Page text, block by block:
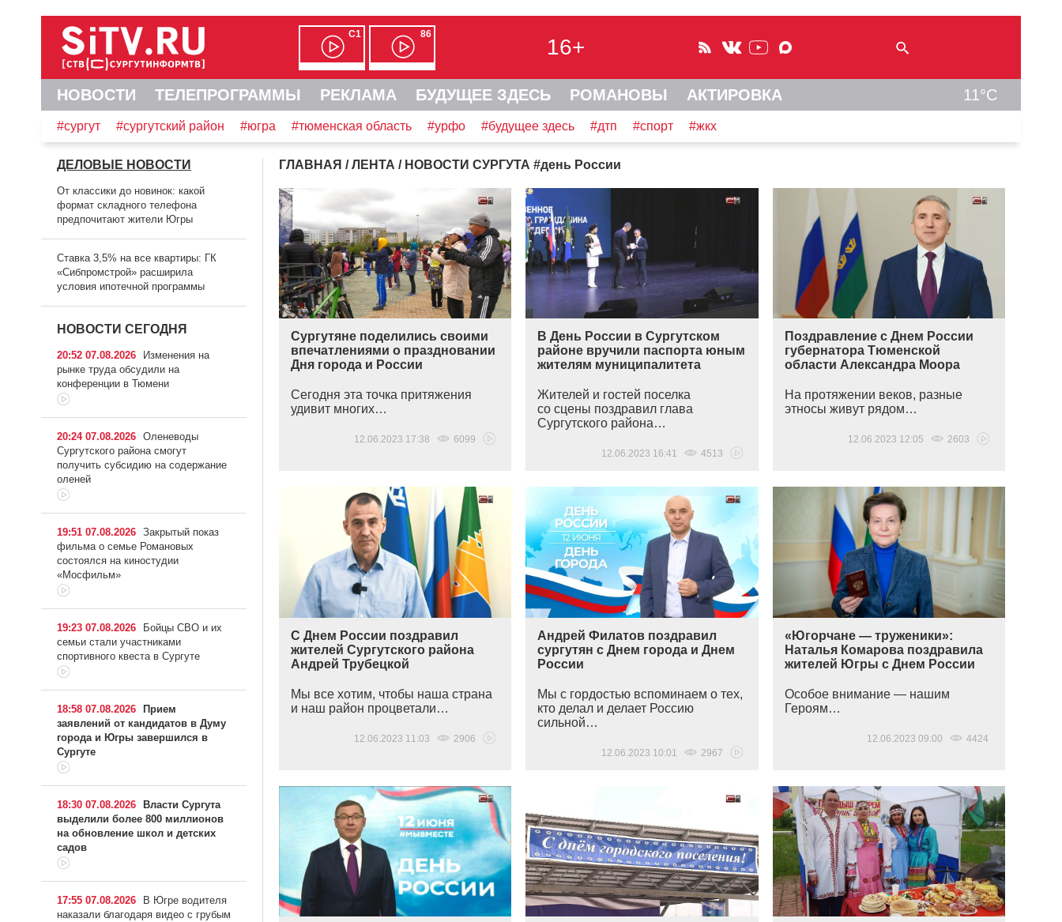
С1 86
16+
НОВОСТИ ТЕЛЕПРОГРАММЫ РЕКЛАМА БУДУЩЕЕ ЗДЕСЬ РОМАНОВЫ АКТИРОВКА 11°C
#сургут #сургутский район #югра #тюменская область #урфо #будущее здесь #дтп #спорт #жкх
ГЛАВНАЯ /ЛЕНТА / НОВОСТИ СУРГУТА #день России
Сургутяне поделились своими
впечатлениями о праздновании
Дня города и России
Сегодня эта точка притяжения
удивит многих…
12.06.2023 17:38 6099
В День России в Сургутском
районе вручили паспорта юным
жителям муниципалитета
Жителей и гостей поселка
со сцены поздравил глава
Сургутского района…
12.06.2023 16:41 4513
Поздравление с Днем России
губернатора Тюменской
области Александра Моора
На протяжении веков, разные
этносы живут рядом…
12.06.2023 12:05 2603
С Днем России поздравил
жителей Сургутского района
Андрей Трубецкой
Мы все хотим, чтобы наша страна
и наш район процветали…
12.06.2023 11:03 2906
Андрей Филатов поздравил
сургутян с Днем города и Днем
России
Мы с гордостью вспоминаем о тех,
кто делал и делает Россию
сильной…
12.06.2023 10:01 2967
«Югорчане — труженики»:
Наталья Комарова поздравила
жителей Югры с Днем России
Особое внимание — нашим
Героям…
12.06.2023 09:00 4424
ДЕЛОВЫЕ НОВОСТИ
От классики до новинок: какой
формат складного телефона
предпочитают жители Югры
Ставка 3,5% на все квартиры: ГК
«Сибпромстрой» расширила
условия ипотечной программы
НОВОСТИ СЕГОДНЯ
20:52 07.08.2026
Изменения на
рынке труда обсудили на
конференции в Тюмени
20:24 07.08.2026 Оленеводы
Сургутского района смогут
получить субсидию на содержание
оленей
19:51 07.08.2026 Закрытый показ
фильма о семье Романовых
состоялся на киностудии
«Мосфильм»
19:23 07.08.2026
Бойцы СВО и их
семьи стали участниками
спортивного квеста в Сургуте
18:58 07.08.2026
Прием
заявлений от кандидатов в Думу
города и Югры завершился в
Сургуте
18:30 07.08.2026
Власти Сургута
выделили более 800 миллионов
на обновление школ и детских
садов
17:55 07.08.2026
В Югре водителя
наказали благодаря видео с грубым